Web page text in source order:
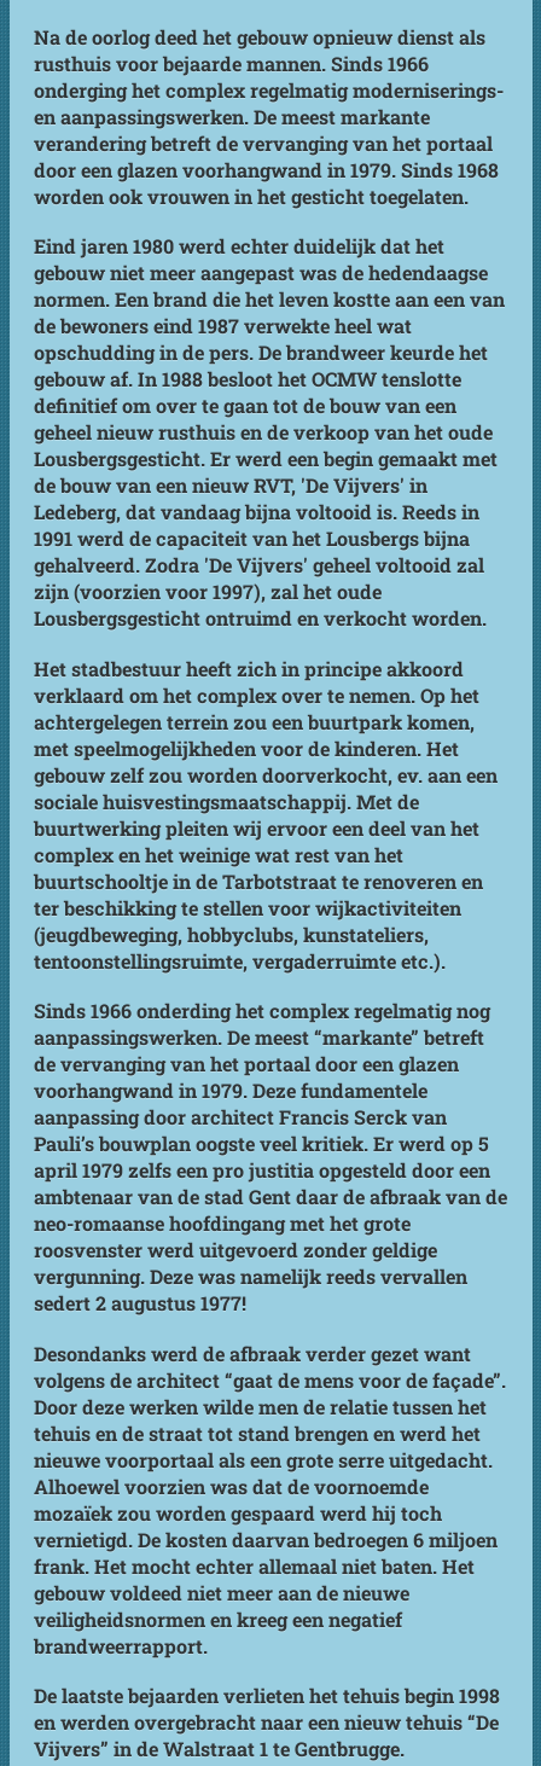
Na de oorlog deed het gebouw opnieuw dienst als
rusthuis voor bejaarde mannen. Sinds 1966
onderging het complex regelmatig moderniserings-
en aanpassingswerken. De meest markante
verandering betreft de vervanging van het portaal
door een glazen voorhangwand in 1979. Sinds 1968
worden ook vrouwen in het gesticht toegelaten.
Eind jaren 1980 werd echter duidelijk dat het
gebouw niet meer aangepast was de hedendaagse
normen. Een brand die het leven kostte aan een van
de bewoners eind 1987 verwekte heel wat
opschudding in de pers. De brandweer keurde het
gebouw af. In 1988 besloot het OCMW tenslotte
definitief om over te gaan tot de bouw van een
geheel nieuw rusthuis en de verkoop van het oude
Lousbergsgesticht. Er werd een begin gemaakt met
de bouw van een nieuw RVT, 'De Vijvers' in
Ledeberg, dat vandaag bijna voltooid is. Reeds in
1991 werd de capaciteit van het Lousbergs bijna
gehalveerd. Zodra 'De Vijvers' geheel voltooid zal
zijn (voorzien voor 1997), zal het oude
Lousbergsgesticht ontruimd en verkocht worden.
Het stadbestuur heeft zich in principe akkoord
verklaard om het complex over te nemen. Op het
achtergelegen terrein zou een buurtpark komen,
met speelmogelijkheden voor de kinderen. Het
gebouw zelf zou worden doorverkocht, ev. aan een
sociale huisvestingsmaatschappij. Met de
buurtwerking pleiten wij ervoor een deel van het
complex en het weinige wat rest van het
buurtschooltje in de Tarbotstraat te renoveren en
ter beschikking te stellen voor wijkactiviteiten
(jeugdbeweging, hobbyclubs, kunstateliers,
tentoonstellingsruimte, vergaderruimte etc.).
Sinds 1966 onderding het complex regelmatig nog
aanpassingswerken. De meest “markante” betreft
de vervanging van het portaal door een glazen
voorhangwand in 1979. Deze fundamentele
aanpassing door architect Francis Serck van
Pauli’s bouwplan oogste veel kritiek. Er werd op 5
april 1979 zelfs een pro justitia opgesteld door een
ambtenaar van de stad Gent daar de afbraak van de
neo-romaanse hoofdingang met het grote
roosvenster werd uitgevoerd zonder geldige
vergunning. Deze was namelijk reeds vervallen
sedert 2 augustus 1977!
Desondanks werd de afbraak verder gezet want
volgens de architect “gaat de mens voor de façade”.
Door deze werken wilde men de relatie tussen het
tehuis en de straat tot stand brengen en werd het
nieuwe voorportaal als een grote serre uitgedacht.
Alhoewel voorzien was dat de voornoemde
mozaïek zou worden gespaard werd hij toch
vernietigd. De kosten daarvan bedroegen 6 miljoen
frank. Het mocht echter allemaal niet baten. Het
gebouw voldeed niet meer aan de nieuwe
veiligheidsnormen en kreeg een negatief
brandweerrapport.
De laatste bejaarden verlieten het tehuis begin 1998
en werden overgebracht naar een nieuw tehuis “De
Vijvers” in de Walstraat 1 te Gentbrugge.